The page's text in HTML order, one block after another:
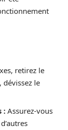
retirez le
dévissez le
: Assurez-vous